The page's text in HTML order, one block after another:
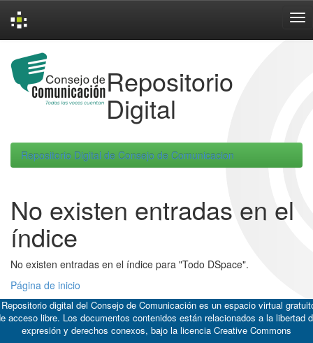
navigation
Repositorio
Digital
Repositorio Digital de Consejo de Comunicacion
No existen entradas en el
índice
No existen entradas en el índice para "Todo DSpace".
Página de inicio
digital del Consejo de Comunicación es un espacio virtual
acceso libre. Los documentos contenidos están relacionados a la libertad
expresión y derechos conexos, bajo la licencia Creative Commons